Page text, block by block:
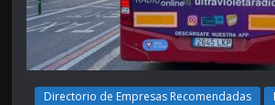
Directorio de Empresas Recomendadas